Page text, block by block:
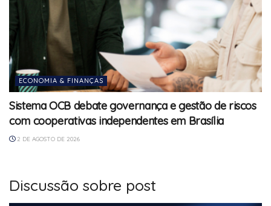
ECONOMIA & FINANÇAS
Sistema OCB debate governança e gestão de riscos
com cooperativas independentes em Brasília
2 DE AGOSTO DE 2026
Discussão sobre post